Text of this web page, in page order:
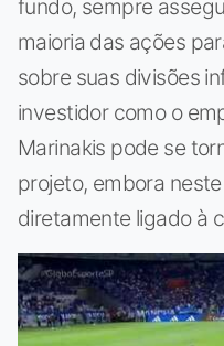
fundo, sempre
maioria das ações
sobre suas divisões
investidor como o
Marinakis pode se
projeto, embora
diretamente ligado à